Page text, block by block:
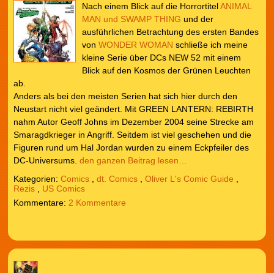
Nach einem Blick auf die HorrortitelANIMAL
MAN und SWAMP THING und der
ausführlichen Betrachtung des ersten Bandes
von WONDER WOMAN schließe ich meine
kleine Serie über DCs NEW 52 mit einem
Blick auf den Kosmos der Grünen Leuchten
ab.
Anders als bei den meisten Serien hat sich hier durch den
Neustart nicht viel geändert. Mit GREEN LANTERN: REBIRTH
nahm Autor Geoff Johns im Dezember 2004 seine Strecke am
Smaragdkrieger in Angriff. Seitdem ist viel geschehen und die
Figuren rund um Hal Jordan wurden zu einem Eckpfeiler des
DC-Universums. den ganzen Beitrag lesen…
Kategorien: Comics, dt. Comics, Oliver L's Comic Guide
Rezis, US Comics
2 Kommentare